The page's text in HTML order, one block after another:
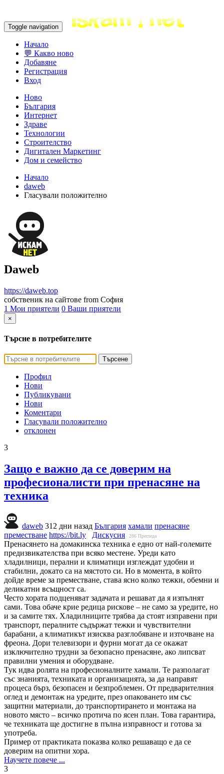
Toggle navigation
Начало
💬 Какво ново
Добавяне
Регистрация
Вход
Ново
България
Интернет
Здраве
Технологии
Строителство
Дигитален Маркетинг
Дом и семейство
Начало
daweb
Гласували положително
Daweb
https://daweb.top
собственик на сайтове from София
1 Мои приятели 0 Ваши приятели
×
Търсне в потребителите
Търсене
Профил
Нови
Публикувани
Нови
Коментари
Гласували положително
отклонен
3
Защо е важно да се доверим на
професионалисти при пренасяне на
техника
daweb 312 дни назад България хамали пренасяне
преместване https://bit.ly Дискусия 286 Прегледа
Пренасянето на домакинска техника е едно от най-големите
предизвикателства при всяко местене. Уреди като
хладилници, перални и климатици изглеждат удобни и
стабилни, докато са на мястото си. Но в момента, в който
дойде време за преместване, става ясно колко тежки, обемни и
деликатни всъщност са.
Често хората подценяват задачата и решават да я изпълнят
сами. Това обаче крие редица рискове – не само за уредите, но
и за самите тях. Хладилниците трябва да стоят изправени при
транспорт, пералните съдържат тежки и чувствителни
барабани, а климатикът изисква разглобяване и източване на
фреона. Дори телевизори и фурни могат да се окажат
изключително трудни за безопасно пренасяне, ако липсват
правилни умения и оборудване.
Тук идва ролята на професионалните хамали. Те разполагат
със знанията, техниката и организацията, за да направят
процеса бърз, безопасен и безпроблемен. От предварителния
оглед и демонтаж на уредите, през опаковането им със
защитни материали, до транспортирането и монтажа на
новото място – всичко протича по ясен план. Това гарантира,
че техниката ще достигне в пълна изправност и готова за
употреба.
Пример от практиката показва колко решаващо е да се
доверим на опитни хора.
Научете повече ...
3